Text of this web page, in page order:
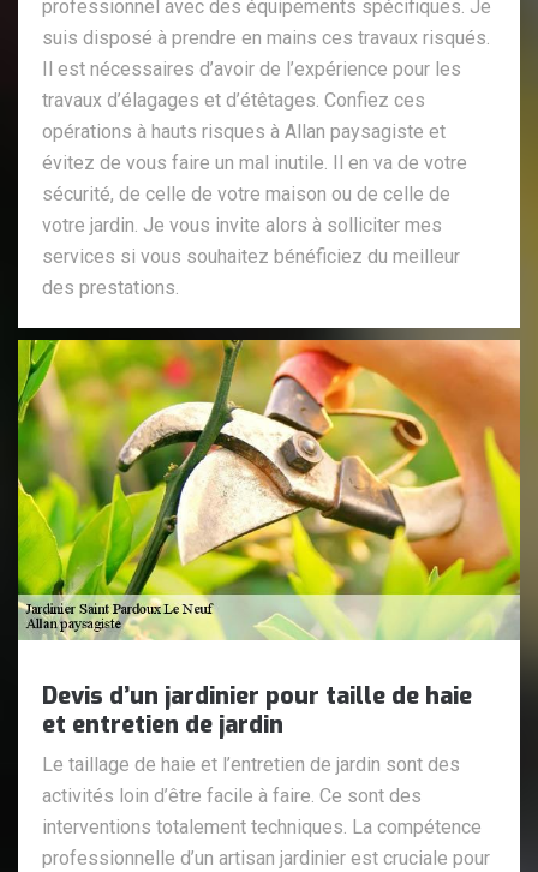
professionnel avec des équipements spécifiques. Je
suis disposé à prendre en mains ces travaux risqués.
Il est nécessaires d’avoir de l’expérience pour les
travaux d’élagages et d’étêtages. Confiez ces
opérations à hauts risques à Allan paysagiste et
évitez de vous faire un mal inutile. Il en va de votre
sécurité, de celle de votre maison ou de celle de
votre jardin. Je vous invite alors à solliciter mes
services si vous souhaitez bénéficiez du meilleur
des prestations.
Devis d’un jardinier pour taille de haie
et entretien de jardin
Le taillage de haie et l’entretien de jardin sont des
activités loin d’être facile à faire. Ce sont des
interventions totalement techniques. La compétence
professionnelle d’un artisan jardinier est cruciale pour